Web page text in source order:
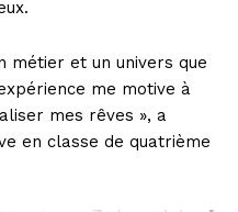
métier et un univers que
me motive à
mes rêves », a
en classe de quatrième